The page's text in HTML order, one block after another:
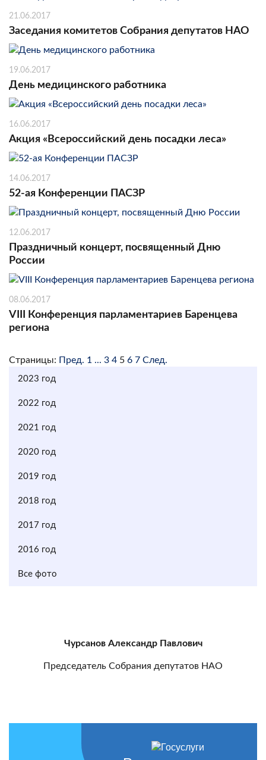
21.06.2017
Заседания комитетов Собрания депутатов НАО
19.06.2017
День медицинского работника
16.06.2017
Акция «Всероссийский день посадки леса»
14.06.2017
52-ая Конференции ПАСЗР
12.06.2017
Праздничный концерт, посвященный Дню
России
08.06.2017
VIII Конференция парламентариев Баренцева
региона
Страницы: Пред. 1 ... 3 4 5 6 7 След.
2023 год
2022 год
2021 год
2020 год
2019 год
2018 год
2017 год
2016 год
Все фото
Чурсанов Александр Павлович
Председатель Собрания депутатов НАО